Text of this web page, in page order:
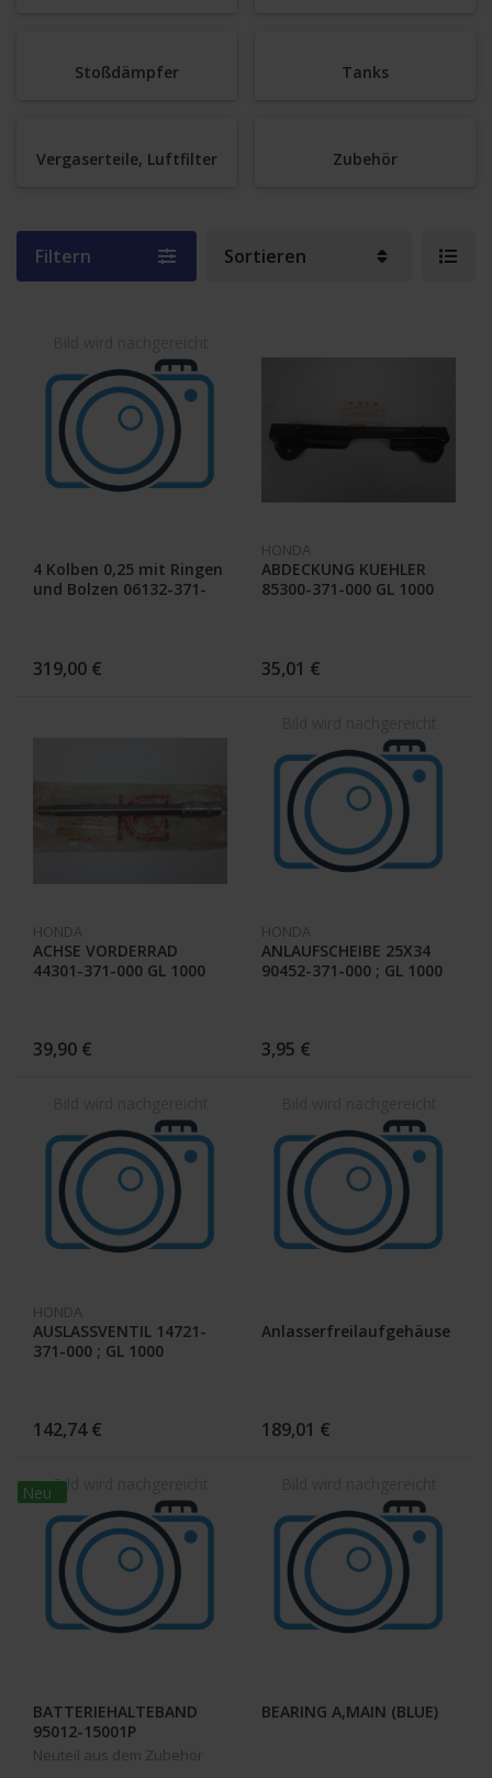
Stoßdämpfer Tanks
Vergaserteile, Luftfilter Zubehör
Filtern Sortieren
4 Kolben 0,25 mit Ringen
und Bolzen 06132-371-
319,00 €
HONDA
ABDECKUNG KUEHLER
85300-371-000 GL 1000
35,01 €
HONDA
ACHSE VORDERRAD
44301-371-000 GL 1000
39,90 €
HONDA
ANLAUFSCHEIBE 25X34
90452-371-000 ; GL 1000
3,95 €
HONDA
AUSLASSVENTIL 14721-
371-000 ; GL 1000
142,74 €
Anlasserfreilaufgehäuse
189,01 €
Neu
BATTERIEHALTEBAND
95012-15001P
Neuteil aus dem Zubehör
BEARING A,MAIN (BLUE)